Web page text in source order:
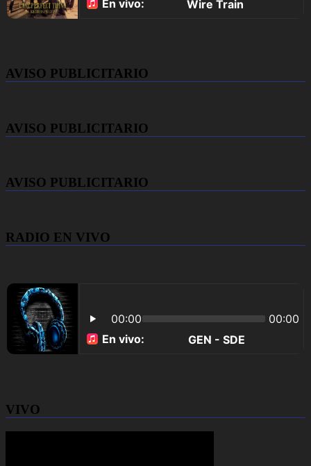
AVISO PUBLICITARIO
AVISO PUBLICITARIO
AVISO PUBLICITARIO
RADIO EN VIVO
VIVO